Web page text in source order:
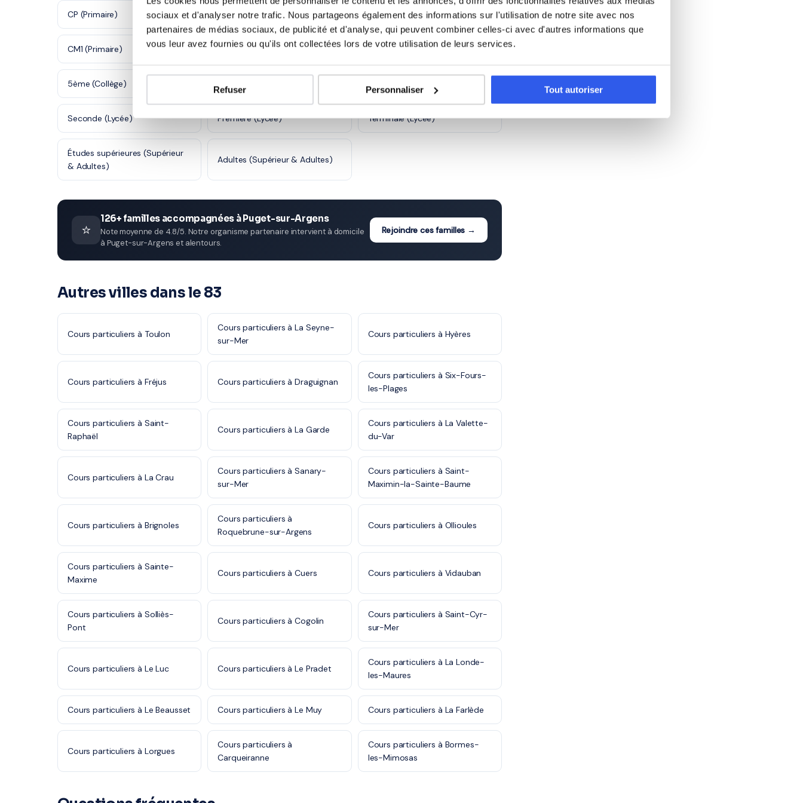
sociaux et d'analyser notre trafic. Nous partageons également des informations sur l'utilisation de notre site avec nos
partenaires de médias sociaux, de publicité et d'analyse, qui peuvent combiner celles-ci avec d'autres informations que
vous leur avez fournies ou qu'ils ont collectées lors de votre utilisation de leurs services.
Refuser Personnaliser Tout autoriser
CP (Primaire) CE1 (Primaire) CE2 (Primaire)
CM1 (Primaire) CM2 (Primaire) 6ème (Collège)
5ème (Collège) 4ème (Collège) 3ème (Collège)
Seconde (Lycée) Première (Lycée) Terminale (Lycée)
Études supérieures (Supérieur
& Adultes)
Adultes (Supérieur & Adultes)
⭐
126+ familles accompagnées à Puget-sur-Argens
Note moyenne de 4.8/5. Notre organisme partenaire intervient à domicile
à Puget-sur-Argens et alentours.
Rejoindre ces familles →
Autres villes dans le 83
Cours particuliers à Toulon
Cours particuliers à La Seyne-
sur-Mer
Cours particuliers à Hyères
Cours particuliers à Fréjus Cours particuliers à Draguignan
Cours particuliers à Six-Fours-
les-Plages
Cours particuliers à Saint-
Raphaël
Cours particuliers à La Garde
Cours particuliers à La Valette-
du-Var
Cours particuliers à La Crau
Cours particuliers à Sanary-
sur-Mer
Cours particuliers à Saint-
Maximin-la-Sainte-Baume
Cours particuliers à Brignoles
Cours particuliers à
Roquebrune-sur-Argens
Cours particuliers à Ollioules
Cours particuliers à Sainte-
Maxime
Cours particuliers à Cuers Cours particuliers à Vidauban
Cours particuliers à Solliès-
Pont
Cours particuliers à Cogolin
Cours particuliers à Saint-Cyr-
sur-Mer
Cours particuliers à Le Luc Cours particuliers à Le Pradet
Cours particuliers à La Londe-
les-Maures
Cours particuliers à Le Beausset Cours particuliers à Le Muy Cours particuliers à La Farlède
Cours particuliers à Lorgues
Cours particuliers à
Carqueiranne
Cours particuliers à Bormes-
les-Mimosas